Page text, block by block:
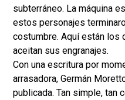
subterráneo. La máquina
estos personajes
costumbre. Aquí están los
aceitan sus engranajes.
Con una escritura por
arrasadora, Germán
publicada. Tan simple, tan